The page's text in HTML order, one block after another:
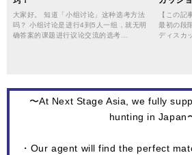
大家好。 知道「小组讨论」这种选考方法
吗？ 小组讨论是进行4到5人一组，就无明
确答案的课题进行议论交流的选考…
【この記
最初の段
ディスカ
〜At Next Stage Asia, we fully
hunting in Japan
・Our agent will find the perfect